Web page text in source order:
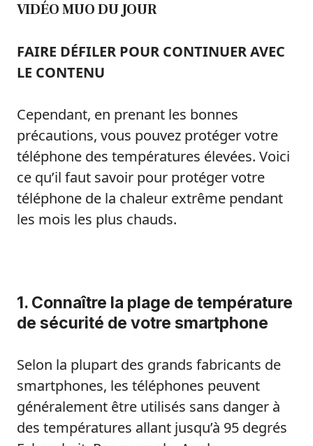
VIDÉO MUO DU JOUR
FAIRE DÉFILER POUR CONTINUER AVEC
LE CONTENU
Cependant, en prenant les bonnes
précautions, vous pouvez protéger votre
téléphone des températures élevées. Voici
ce qu’il faut savoir pour protéger votre
téléphone de la chaleur extrême pendant
les mois les plus chauds.
1. Connaître la plage de température
de sécurité de votre smartphone
Selon la plupart des grands fabricants de
smartphones, les téléphones peuvent
généralement être utilisés sans danger à
des températures allant jusqu’à 95 degrés